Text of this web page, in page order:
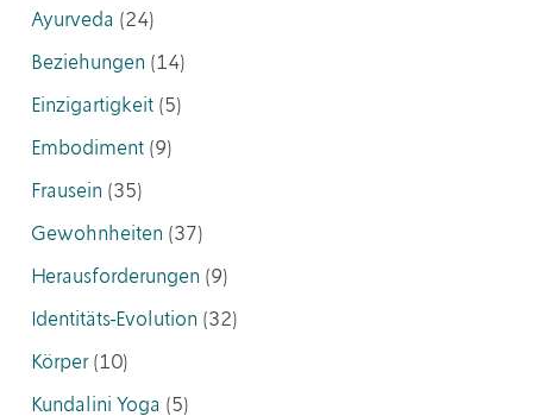
Ayurveda (24)
Beziehungen (14)
Einzigartigkeit(5)
Embodiment(9)
Frausein (35)
Gewohnheiten (37)
Herausforderungen (9)
Identitäts-Evolution (32)
Körper(10)
Kundalini Yoga (5)